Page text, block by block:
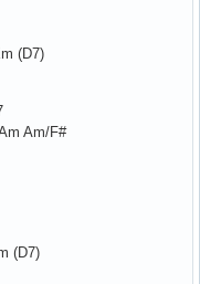
(D7)
Am/F#
(D7)